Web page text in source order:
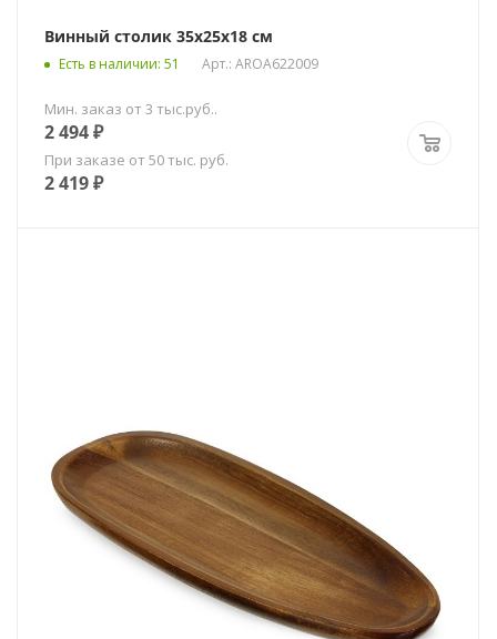
Винный столик 35х25х18 см
Есть в наличии: 51 Арт.: AROA622009
Мин. заказ от 3 тыс.руб..
2 494₽
При заказе от 50 тыс. руб.
2 419₽